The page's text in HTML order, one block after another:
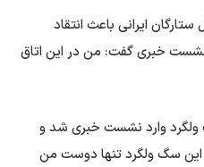
ایرانی باعث انتقاد
نشست خبری گفت: من در این اتاق
ولگرد وارد نشست خبری شد و
این سگ ولگرد تنها دوست من